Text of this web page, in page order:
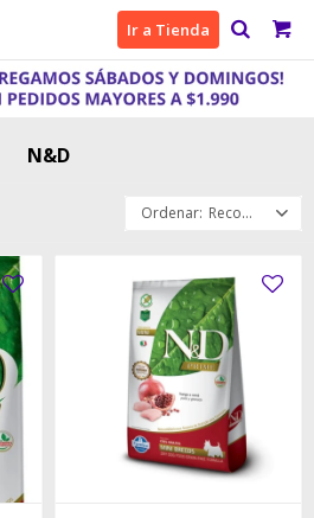
Ir a Tienda
N&D
Recomendados